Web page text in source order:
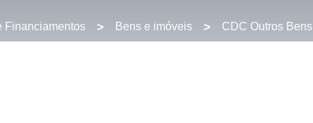
Suas buscas recentes
Financiamentos > Bens e imóveis > CDC Outros Bens